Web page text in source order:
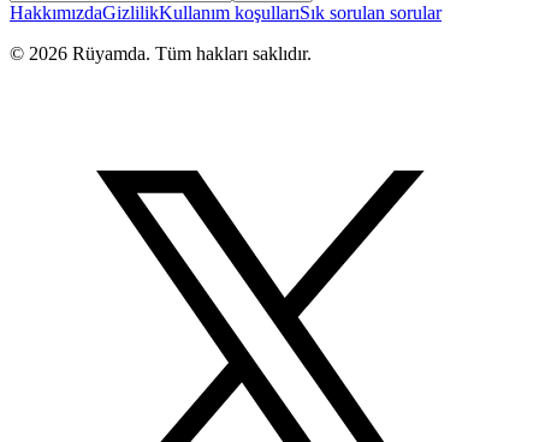
HakkımızdaGizlilikKullanım koşullarıSık sorulan sorular
© 2026 Rüyamda. Tüm hakları saklıdır.